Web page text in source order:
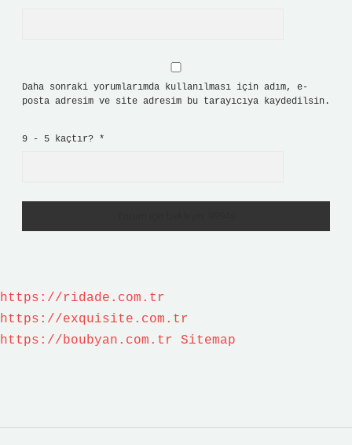
Daha sonraki yorumlarımda kullanılması için adım, e-
posta adresim ve site adresim bu tarayıcıya kaydedilsin.
9 - 5 kaçtır? *
https://ridade.com.tr
https://exquisite.com.tr
https://boubyan.com.tr
Sitemap